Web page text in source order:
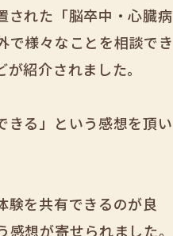
された「脳卒中・心臓病
で様々なことを相談でき
紹介されました。
きる」という感想を頂い
験を共有できるのが良
想が寄せられました。